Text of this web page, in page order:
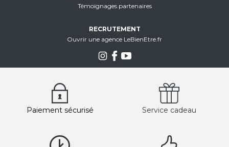
Témoignages partenaires
RECRUTEMENT
Ouvrir une agence LeBienEtre.fr
Paiement sécurisé Service cadeau